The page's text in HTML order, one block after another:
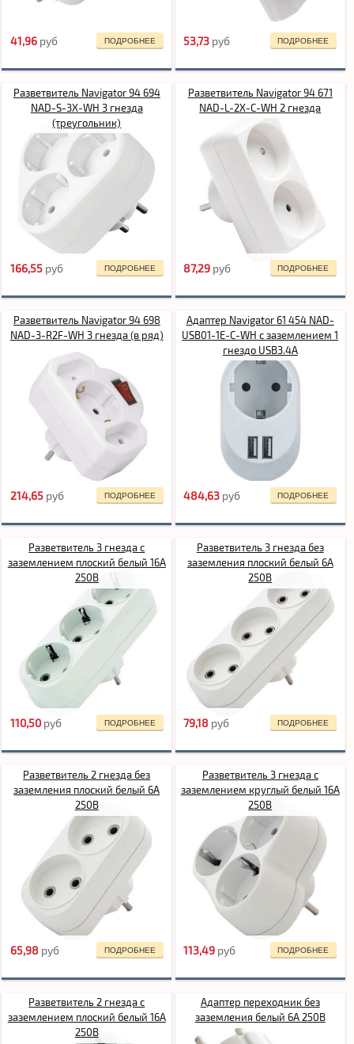
ПОДРОБНЕЕ
41,96 pуб ПОДРОБНЕЕ
53,73 pуб
Разветвитель Navigator 94 694
NAD-S-3X-WH 3 гнезда
(треугольник)
ПОДРОБНЕЕ
166,55 pуб
Разветвитель Navigator 94 671
NAD-L-2X-C-WH 2 гнезда
ПОДРОБНЕЕ
87,29 pуб
Разветвитель Navigator 94 698
NAD-3-R2F-WH 3 гнезда (в ряд)
ПОДРОБНЕЕ
214,65 pуб
Адаптер Navigator 61 454 NAD-
USB01-1E-C-WH с заземлением 1
гнездо USB3.4A
ПОДРОБНЕЕ
484,63 pуб
Разветвитель 3 гнезда с
заземлением плоский белый 16А
250В
ПОДРОБНЕЕ
110,50 pуб
Разветвитель 3 гнезда без
заземления плоский белый 6А
250В
ПОДРОБНЕЕ
79,18 pуб
Разветвитель 2 гнезда без
заземления плоский белый 6А
250В
ПОДРОБНЕЕ
65,98 pуб
Разветвитель 3 гнезда с
заземлением круглый белый 16А
250В
ПОДРОБНЕЕ
113,49 pуб
Разветвитель 2 гнезда с
заземлением плоский белый 16А
250В
Адаптер переходник без
заземления белый 6А 250В